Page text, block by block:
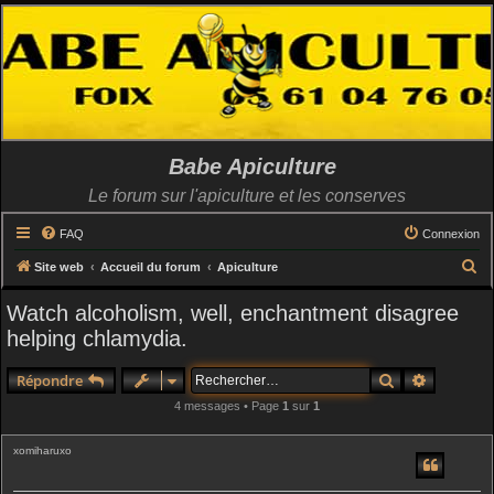
Babe Apiculture
Le forum sur l'apiculture et les conserves
FAQ Connexion
Site web Accueil du forum Apiculture
e
Watch alcoholism, well, enchantment disagree
helping chlamydia.
Répondre Rechercher
4 messages • Page 1 sur 1
xomiharuxo